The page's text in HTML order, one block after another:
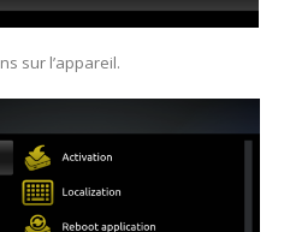
sur l’appareil.